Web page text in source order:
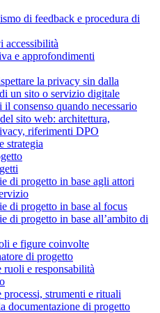
di feedback e procedura di
accessibilità
e approfondimenti
la privacy sin dalla
un sito o servizio digitale
consenso quando necessario
sito web: architettura,
riferimenti DPO
strategia
di progetto in base agli attori
di progetto in base al focus
di progetto in base all’ambito di
e figure coinvolte
di progetto
e responsabilità
strumenti e rituali
documentazione di progetto